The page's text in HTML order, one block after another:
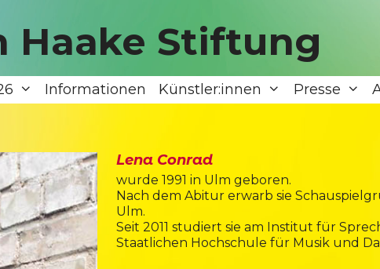
Haake Stiftung
Informationen Künstler:innen Presse
Lena Conrad
wurde 1991 in Ulm geboren.
Nach dem Abitur erwarb sie
Ulm.
Seit 2011 studiert sie am Institut für
Staatlichen Hochschule für Musik und